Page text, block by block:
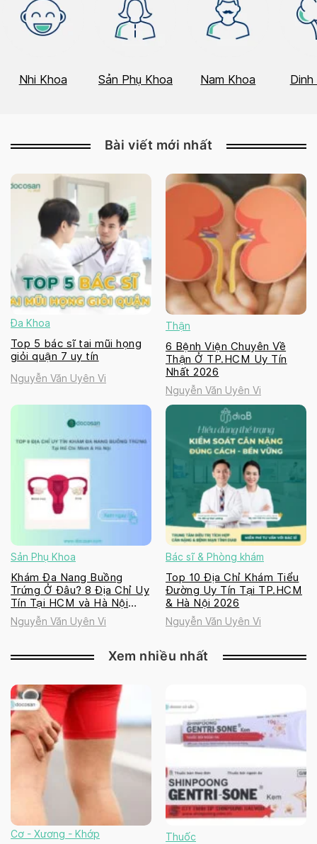
Nhi Khoa Sản Phụ Khoa Nam Khoa Dinh
Bài viết mới nhất
Đa Khoa
Top 5 bác sĩ tai mũi họng
giỏi quận 7 uy tín
Nguyễn Văn Uyên Vi
Thận
6 Bệnh Viện Chuyên Về
Thận Ở TP.HCM Uy Tín
Nhất 2026
Nguyễn Văn Uyên Vi
Sản Phụ Khoa
Khám Đa Nang Buồng
Trứng Ở Đâu? 8 Địa Chỉ Uy
Tín Tại HCM và Hà Nội
2026
Nguyễn Văn Uyên Vi
Bác sĩ & Phòng khám
Top 10 Địa Chỉ Khám Tiểu
Đường Uy Tín Tại TP.HCM
& Hà Nội 2026
Nguyễn Văn Uyên Vi
Xem nhiều nhất
Cơ - Xương - Khớp Thuốc